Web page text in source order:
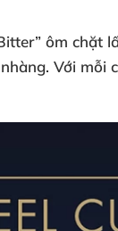
ôm chặt
. Với mỗi